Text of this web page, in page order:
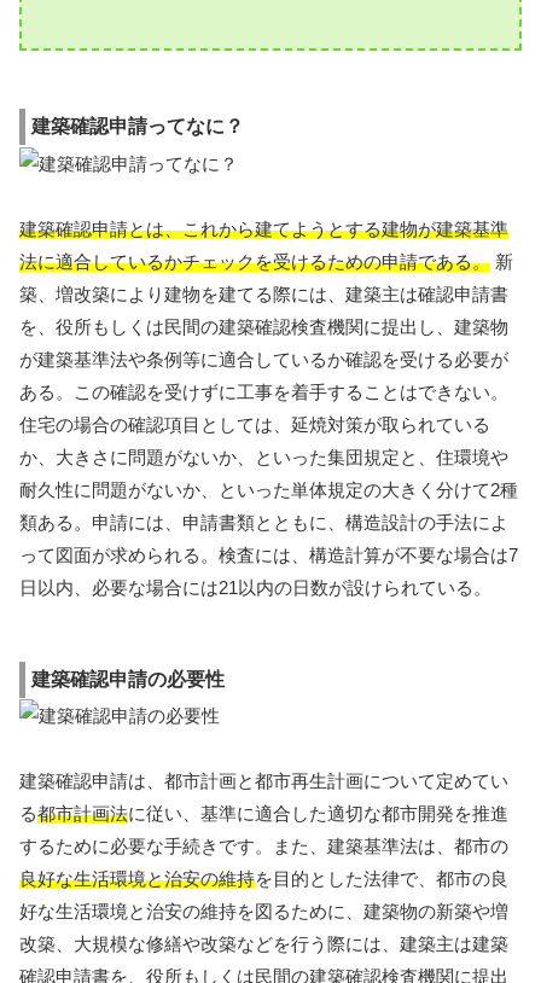
建築確認申請ってなに？
建築確認申請とは、これから建てようとする建物が建築基準
法に適合しているかチェックを受けるための申請である。 新
築、増改築により建物を建てる際には、建築主は確認申請書
を、役所もしくは民間の建築確認検査機関に提出し、建築物
が建築基準法や条例等に適合しているか確認を受ける必要が
ある。この確認を受けずに工事を着手することはできない。
住宅の場合の確認項目としては、延焼対策が取られている
か、大きさに問題がないか、といった集団規定と、住環境や
耐久性に問題がないか、といった単体規定の大きく分けて2種
類ある。申請には、申請書類とともに、構造設計の手法によ
って図面が求められる。検査には、構造計算が不要な場合は7
日以内、必要な場合には21以内の日数が設けられている。
建築確認申請の必要性
建築確認申請は、都市計画と都市再生計画について定めてい
る都市計画法に従い、基準に適合した適切な都市開発を推進
するために必要な手続きです。また、建築基準法は、都市の
良好な生活環境と治安の維持を目的とした法律で、都市の良
好な生活環境と治安の維持を図るために、建築物の新築や増
改築、大規模な修繕や改築などを行う際には、建築主は建築
確認申請書を、役所もしくは民間の建築確認検査機関に提出